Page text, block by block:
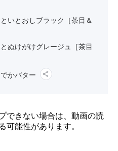
いとおしブラック［茶目＆
ぬけがけグレージュ［茶目
かバター
できない場合は、動画の読
能性があります。